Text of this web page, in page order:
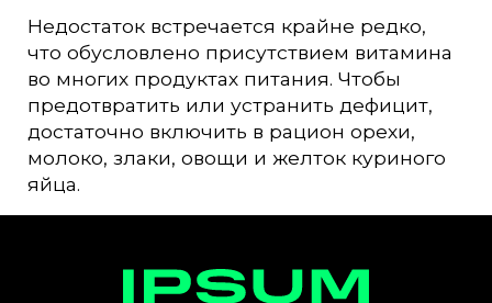
Недостаток встречается крайне редко,
что обусловлено присутствием витамина
во многих продуктах питания. Чтобы
предотвратить или устранить дефицит,
достаточно включить в рацион орехи,
молоко, злаки, овощи и желток куриного
яйца.